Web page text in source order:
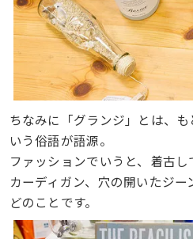
ちなみに「グランジ」とは、
いう俗語が語源。
ファッションでいうと、着古
カーディガン、穴の開いたジ
どのことです。